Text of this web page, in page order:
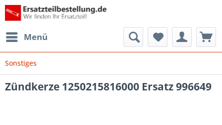
Menü
Sonstiges
Zündkerze 1250215816000 Ersatz 996649